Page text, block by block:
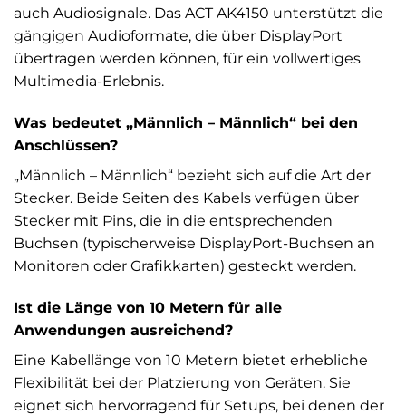
auch Audiosignale. Das ACT AK4150 unterstützt die
gängigen Audioformate, die über DisplayPort
übertragen werden können, für ein vollwertiges
Multimedia-Erlebnis.
Was bedeutet „Männlich – Männlich“ bei den
Anschlüssen?
„Männlich – Männlich“ bezieht sich auf die Art der
Stecker. Beide Seiten des Kabels verfügen über
Stecker mit Pins, die in die entsprechenden
Buchsen (typischerweise DisplayPort-Buchsen an
Monitoren oder Grafikkarten) gesteckt werden.
Ist die Länge von 10 Metern für alle
Anwendungen ausreichend?
Eine Kabellänge von 10 Metern bietet erhebliche
Flexibilität bei der Platzierung von Geräten. Sie
eignet sich hervorragend für Setups, bei denen der